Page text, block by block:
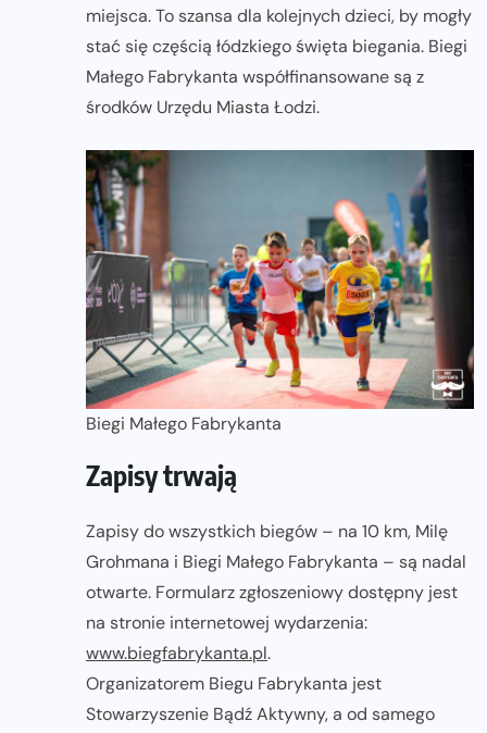
miejsca. To szansa dla kolejnych dzieci, by mogły
stać się częścią łódzkiego święta biegania. Biegi
Małego Fabrykanta współfinansowane są z
środków Urzędu Miasta Łodzi.
Biegi Małego Fabrykanta
Zapisy trwają
Zapisy do wszystkich biegów – na 10 km, Milę
Grohmana i Biegi Małego Fabrykanta – są nadal
otwarte. Formularz zgłoszeniowy dostępny jest
na stronie internetowej wydarzenia:
www.biegfabrykanta.pl.
Organizatorem Biegu Fabrykanta jest
Stowarzyszenie Bądź Aktywny, a od samego